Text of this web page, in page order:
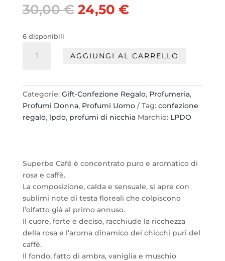
30,00€ Il
prezzo
30,00 €.
24,50 €Il
24,50 €.
6 disponibili
SUPERBE
EDPI
100ml
+10
quantità
AGGIUNGI AL CARRELLO
Categorie: Gift-Confezione Regalo, Profumeria,
Profumi Donna, Profumi Uomo Tag: confezione
regalo, lpdo, profumi di nicchia Marchio: LPDO
Superbe Café è concentrato puro e aromatico di
rosa e caffè.
La composizione, calda e sensuale, si apre con
sublimi note di testa floreali che colpiscono
l’olfatto già al primo annuso.
Il cuore, forte e deciso, racchiude la ricchezza
della rosa e l’aroma dinamico dei chicchi puri del
caffè.
Il fondo, fatto di ambra, vaniglia e muschio